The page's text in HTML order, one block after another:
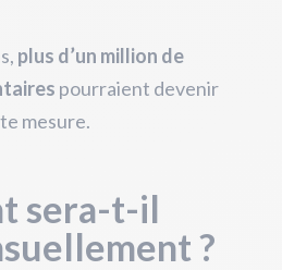
plus d’un million de
pourraient devenir
mesure.
sera-t-il
?